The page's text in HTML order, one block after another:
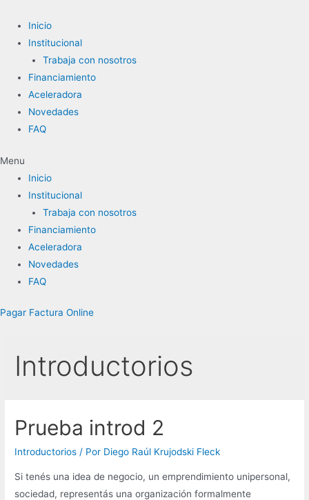
contenido
Inicio
Institucional
Trabaja con nosotros
Financiamiento
Aceleradora
Novedades
FAQ
Menu
Inicio
Institucional
Trabaja con nosotros
Financiamiento
Aceleradora
Novedades
FAQ
Pagar Factura Online
Introductorios
Prueba introd 2
Introductorios / Por Diego Raúl Krujodski Fleck
Si tenés una idea de negocio, un emprendimiento unipersonal,
sociedad, representás una organización formalmente